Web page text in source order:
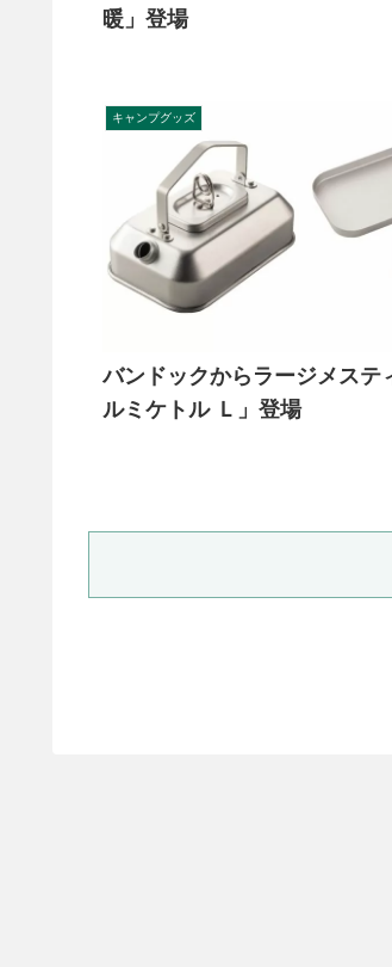
暖」登場
キャンプグッズ
バンドックからラージメステ
ルミケトル Ｌ」登場